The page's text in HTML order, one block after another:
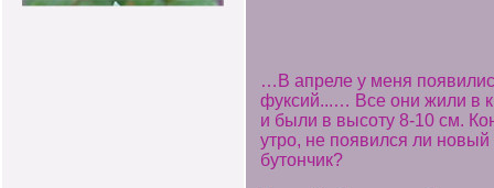
…В апреле у меня
фуксий...… Все они жили в
и были в высоту 8-10 см.
утро, не появился ли
бутончик?